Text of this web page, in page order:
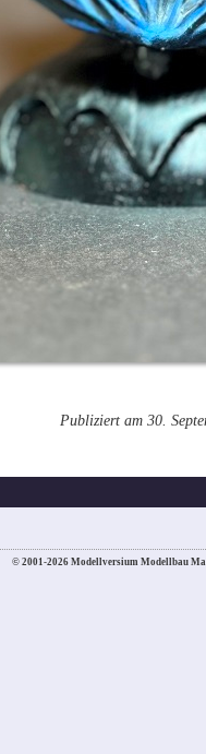
Publiziert am 30.
© 2001-2026 Modellversium Modellbau